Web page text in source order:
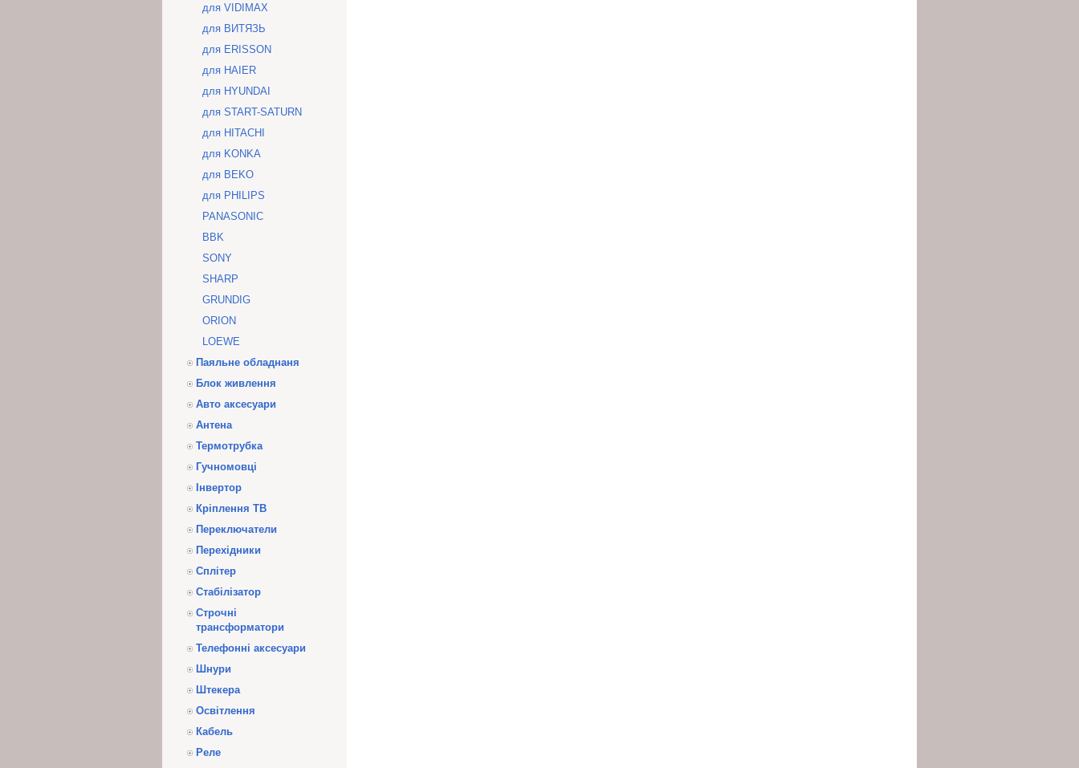
для VIDIMAX
для ВИТЯЗЬ
для ERISSON
для HAIER
для HYUNDAI
для START-SATURN
для HITACHI
для KONKA
для BEKO
для PHILIPS
PANASONIC
BBK
SONY
SHARP
GRUNDIG
ORION
LOEWE
Паяльне обладнаня
Блок живлення
Авто аксесуари
Антена
Термотрубка
Гучномовці
Інвертор
Кріплення ТВ
Переключатели
Перехідники
Сплітер
Стабілізатор
Строчні
трансформатори
Телефонні аксесуари
Шнури
Штекера
Освітлення
Кабель
Реле